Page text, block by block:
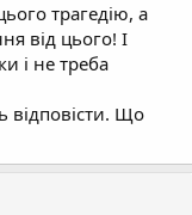
трагедію, а
від цього! І
і не треба
відповісти. Що